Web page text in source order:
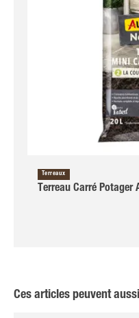
Terreaux
Terreau Carré
Ces articles peuvent